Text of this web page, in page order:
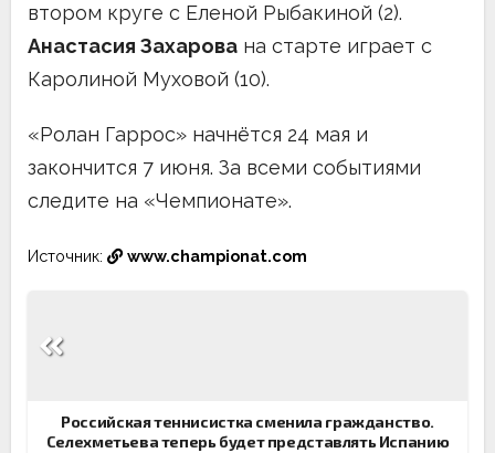
втором круге с Еленой Рыбакиной (2).
Анастасия Захарова на старте играет с
Каролиной Муховой (10).
«Ролан Гаррос» начнётся 24 мая и
закончится 7 июня. За всеми событиями
следите на «Чемпионате».
Источник: www.championat.com
по
Российская теннисистка сменила гражданство.
Селехметьева теперь будет представлять Испанию